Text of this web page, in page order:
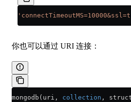
你也可以通过 URI 连接：
mongodb(uri, collection ,